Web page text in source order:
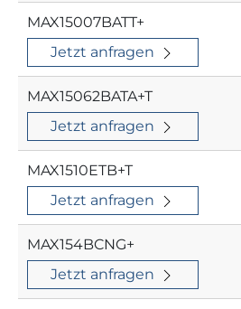
MAX15007BATT+
Jetzt anfragen
MAX15062BATA+T
Jetzt anfragen
MAX1510ETB+T
Jetzt anfragen
MAX154BCNG+
Jetzt anfragen